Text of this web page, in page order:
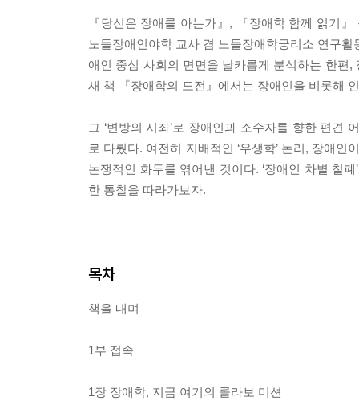
『당신은 장애를 아는가』, 『장애학 함께 읽기』
노들장애인야학 교사 겸 노들장애학궁리소 연구
애인 중심 사회의 면면을 날카롭게 분석하는 한편
새 책 『장애학의 도전』에서는 장애인을 비롯해
그 ‘변방의 시좌’로 장애인과 소수자를 향한 편
로 다뤘다. 여전히 지배적인 ‘우생학’ 논리, 장애
논쟁적인 화두를 엮어낸 것이다. ‘장애인 차별 철
한 통찰을 따라가보자.
목차
책을 내며
1부 접속
1장 장애학, 지금 여기의 콜라보 미션